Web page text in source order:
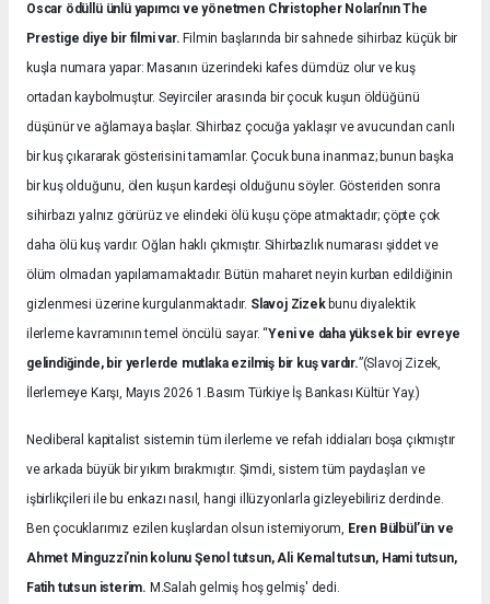
Oscar ödüllü ünlü yapımcı ve yönetmen Christopher Nolan’nın The
Prestige diye bir filmi var. Filmin başlarında bir sahnede sihirbaz küçük bir
kuşla numara yapar: Masanın üzerindeki kafes dümdüz olur ve kuş
ortadan kaybolmuştur. Seyirciler arasında bir çocuk kuşun öldüğünü
düşünür ve ağlamaya başlar. Sihirbaz çocuğa yaklaşır ve avucundan canlı
bir kuş çıkararak gösterisini tamamlar. Çocuk buna inanmaz; bunun başka
bir kuş olduğunu, ölen kuşun kardeşi olduğunu söyler. Gösteriden sonra
sihirbazı yalnız görürüz ve elindeki ölü kuşu çöpe atmaktadır; çöpte çok
daha ölü kuş vardır. Oğlan haklı çıkmıştır. Sihirbazlık numarası şiddet ve
ölüm olmadan yapılamamaktadır. Bütün maharet neyin kurban edildiğinin
gizlenmesi üzerine kurgulanmaktadır. Slavoj Zizekbunu diyalektik
ilerleme kavramının temel öncülü sayar. “Yeni ve daha yüksek bir evreye
gelindiğinde, bir yerlerde mutlaka ezilmiş bir kuş vardır.”(Slavoj Zizek,
İlerlemeye Karşı, Mayıs 2026 1.Basım Türkiye İş Bankası Kültür Yay.)
Neoliberal kapitalist sistemin tüm ilerleme ve refah iddiaları boşa çıkmıştır
ve arkada büyük bir yıkım bırakmıştır. Şimdi, sistem tüm paydaşları ve
işbirlikçileri ile bu enkazı nasıl, hangi illüzyonlarla gizleyebiliriz derdinde.
Ben çocuklarımız ezilen kuşlardan olsun istemiyorum, Eren Bülbül’ün ve
Ahmet Minguzzi’nin kolunu Şenol tutsun, Ali Kemal tutsun, Hami tutsun,
Fatih tutsun isterim. M.Salah gelmiş hoş gelmiş' dedi.